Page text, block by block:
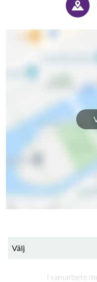
Välj
I samarbete